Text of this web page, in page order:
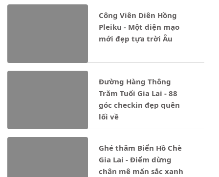
Công Viên Diên Hồng
Pleiku - Một diện mạo
mới đẹp tựa trời Âu
Đường Hàng Thông
Trăm Tuổi Gia Lai - 88
góc checkin đẹp quên
lối về
Ghé thăm Biển Hồ Chè
Gia Lai - Điểm dừng
chân mê mẩn sắc xanh